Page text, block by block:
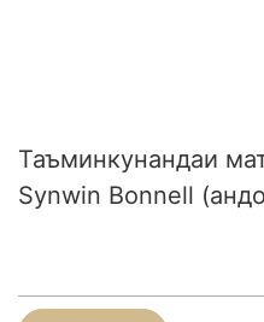
Таъминкунандаи
Synwin Bonnell